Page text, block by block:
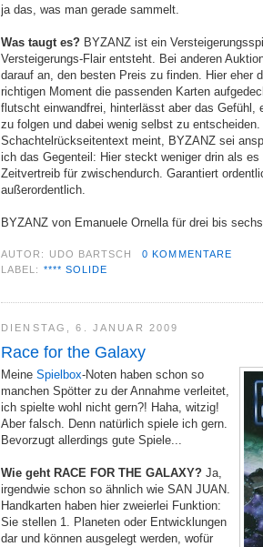
ja das, was man gerade sammelt.
Was taugt es? BYZANZ ist ein
Versteigerungs-Flair entsteht. Bei anderen
darauf an, den besten Preis zu finden. Hier eher
richtigen Moment die passenden Karten
flutscht einwandfrei, hinterlässt aber das Gefühl,
zu folgen und dabei wenig selbst zu entscheiden.
Schachtelrückseitentext meint, BYZANZ sei
ich das Gegenteil: Hier steckt weniger drin als
Zeitvertreib für zwischendurch. Garantiert
außerordentlich.
BYZANZ von Emanuele Ornella für drei bis
AUTOR: UDO BARTSCH
0 KOMMENTARE
LABEL: **** SOLIDE
DIENSTAG, 6. JANUAR 2009
Race for the Galaxy
Meine Spielbox-Noten haben schon so
manchen Spötter zu der Annahme verleitet,
ich spielte wohl nicht gern?! Haha, witzig!
Aber falsch. Denn natürlich spiele ich gern.
Bevorzugt allerdings gute Spiele...
Wie geht RACE FOR THE GALAXY? Ja,
irgendwie schon so ähnlich wie SAN JUAN.
Handkarten haben hier zweierlei Funktion:
Sie stellen 1. Planeten oder Entwicklungen
dar und können ausgelegt werden, wofür